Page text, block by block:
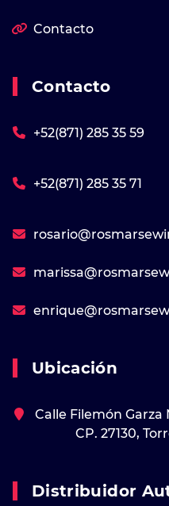
Contacto
Contacto
+52(871) 285 35 59
+52(871) 285 35 71
Ubicación
Calle Filemón Garza
CP. 27130,
Distribuidor